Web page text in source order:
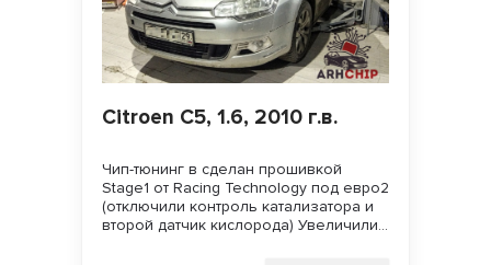
Citroen C5, 1.6, 2010 г.в.
Чип-тюнинг в сделан прошивкой
Stage1 от Racing Technology под евро2
(отключили контроль катализатора и
второй датчик кислорода) Увеличили